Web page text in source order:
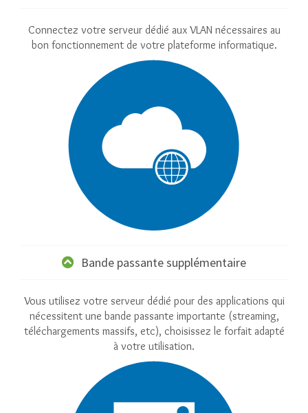
Connectez votre serveur dédié aux VLAN nécessaires au
bon fonctionnement de votre plateforme informatique.
Bande passante supplémentaire
Vous utilisez votre serveur dédié pour des applications qui
nécessitent une bande passante importante (streaming,
téléchargements massifs, etc), choisissez le forfait adapté
à votre utilisation.